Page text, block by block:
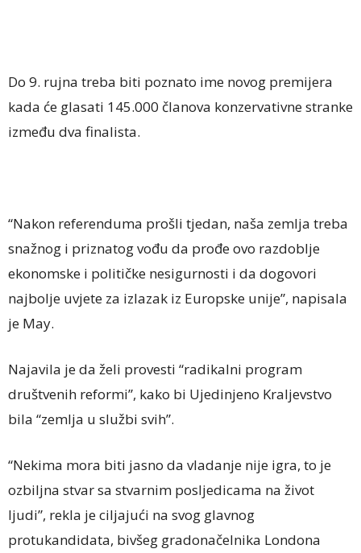
Do 9. rujna treba biti poznato ime novog premijera
kada će glasati 145.000 članova konzervativne stranke
između dva finalista.
“Nakon referenduma prošli tjedan, naša zemlja treba
snažnog i priznatog vođu da prođe ovo razdoblje
ekonomske i političke nesigurnosti i da dogovori
najbolje uvjete za izlazak iz Europske unije”, napisala
je May.
Najavila je da želi provesti “radikalni program
društvenih reformi”, kako bi Ujedinjeno Kraljevstvo
bila “zemlja u službi svih”.
“Nekima mora biti jasno da vladanje nije igra, to je
ozbiljna stvar sa stvarnim posljedicama na život
ljudi”, rekla je ciljajući na svog glavnog
protukandidata, bivšeg gradonačelnika Londona